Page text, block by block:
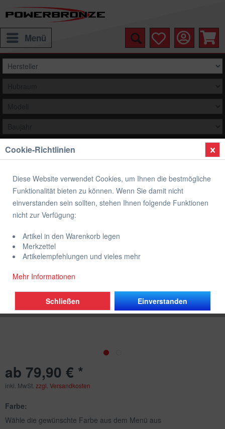
Menü
Auswählen
Übersicht Verkleidungsscheibe Standard Form
Verkleidungsscheibe Standard Form
YAMAHA FZR 600 R
ab 79,90 € *
inkl. MwSt. zzgl. Versandkosten
Farbe:
Wähle die gewünschte Farbe aus dem Menü aus
Cookie-Richtlinien
Diese Website verwendet Cookies, um Ihnen die bestmögliche
Funktionalität bieten zu können. Wenn Sie damit nicht
einverstanden sein sollten, stehen Ihnen folgende Funktionen
nicht zur Verfügung:
Artikel in den Warenkorb legen
Merkzettel
Artikelempfehlungen und vieles mehr
Mehr Informationen
Einverstanden
Schließen